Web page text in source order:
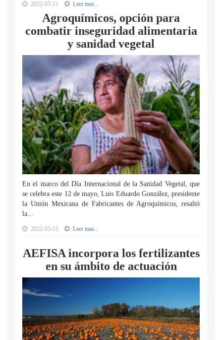
2022-05-11 Leer mas...
Agroquímicos, opción para
combatir inseguridad alimentaria
y sanidad vegetal
En el marco del Día Internacional de la Sanidad Vegetal, que
se celebra este 12 de mayo, Luis Eduardo González, presidente
la Unión Mexicana de Fabricantes de Agroquímicos, resaltó
la...
2022-05-11 Leer mas...
AEFISA incorpora los fertilizantes
en su ámbito de actuación